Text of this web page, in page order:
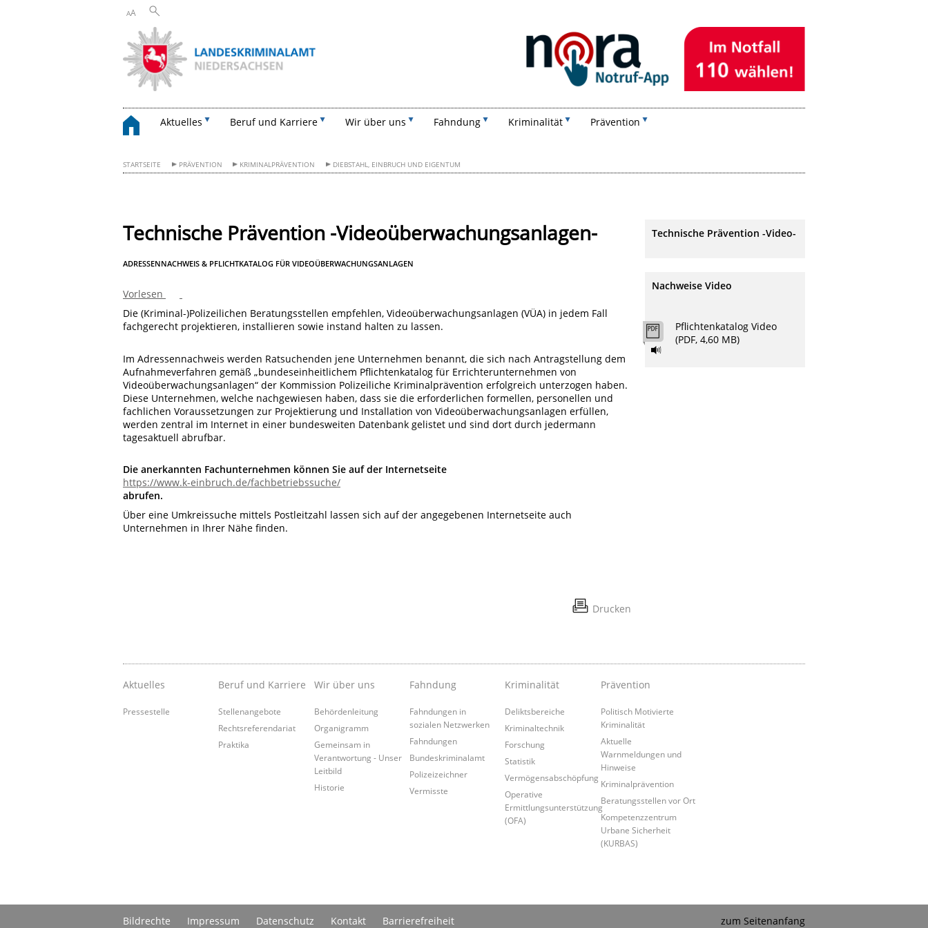
AA
Aktuelles Beruf und Karriere Wir über uns Fahndung Kriminalität Prävention
STARTSEITE PRÄVENTION KRIMINALPRÄVENTION DIEBSTAHL, EINBRUCH UND EIGENTUM
Technische Prävention -Videoüberwachungsanlagen-
ADRESSENNACHWEIS & PFLICHTKATALOG FÜR VIDEOÜBERWACHUNGSANLAGEN
Vorlesen
Die (Kriminal-)Polizeilichen Beratungsstellen empfehlen, Videoüberwachungsanlagen (VÜA) in jedem Fall
fachgerecht projektieren, installieren sowie instand halten zu lassen.
Im Adressennachweis werden Ratsuchenden jene Unternehmen benannt, die sich nach Antragstellung dem
Aufnahmeverfahren gemäß „bundeseinheitlichem Pflichtenkatalog für Errichterunternehmen von
Videoüberwachungsanlagen“ der Kommission Polizeiliche Kriminalprävention erfolgreich unterzogen haben.
Diese Unternehmen, welche nachgewiesen haben, dass sie die erforderlichen formellen, personellen und
fachlichen Voraussetzungen zur Projektierung und Installation von Videoüberwachungsanlagen erfüllen,
werden zentral im Internet in einer bundesweiten Datenbank gelistet und sind dort durch jedermann
tagesaktuell abrufbar.
Die anerkannten Fachunternehmen können Sie auf der Internetseite
https://www.k-einbruch.de/fachbetriebssuche/
abrufen.
Über eine Umkreissuche mittels Postleitzahl lassen sich auf der angegebenen Internetseite auch
Unternehmen in Ihrer Nähe finden.
Drucken
Technische Prävention -Video-
Nachweise Video
Pflichtenkatalog Video
(PDF, 4,60 MB)
Aktuelles
Pressestelle
Beruf und Karriere
Stellenangebote
Rechtsreferendariat
Praktika
Wir über uns
Behördenleitung
Organigramm
Gemeinsam in
Verantwortung - Unser
Leitbild
Historie
Fahndung
Fahndungen in
sozialen Netzwerken
Fahndungen
Bundeskriminalamt
Polizeizeichner
Vermisste
Kriminalität
Deliktsbereiche
Kriminaltechnik
Forschung
Statistik
Vermögensabschöpfung
Operative
Ermittlungsunterstützung
(OFA)
Prävention
Politisch Motivierte
Kriminalität
Aktuelle
Warnmeldungen und
Hinweise
Kriminalprävention
Beratungsstellen vor Ort
Kompetenzzentrum
Urbane Sicherheit
(KURBAS)
Bildrechte Impressum Datenschutz Kontakt Barrierefreiheit zum Seitenanfang